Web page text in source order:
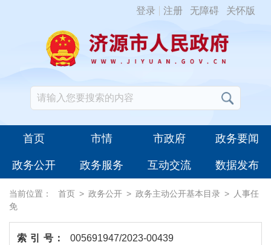
登录 注册 无障碍 关怀版
首页 市情 市政府 政务要闻
政务公开 政务服务 互动交流 数据发布
当前位置： 首页 > 政务公开 > 政务主动公开基本目录 > 人事任
免
索 引 号：
005691947/2023-00439